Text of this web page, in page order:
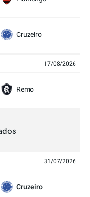
Cruzeiro
17/08/2026
Remo
31/07/2026
Cruzeiro